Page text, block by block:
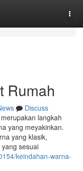
Rumah
Discuss
langkah
yang meyakinkan.
yang klasik,
sesuai
keindahan-warna-